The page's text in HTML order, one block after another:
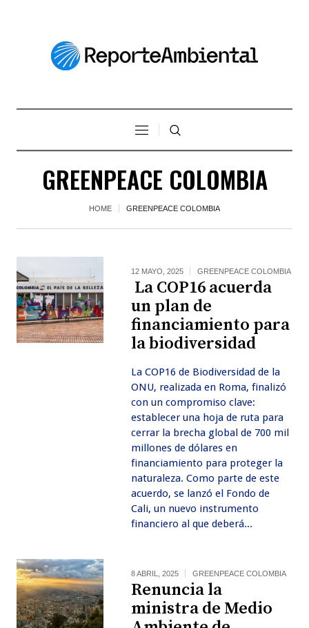
GREENPEACE COLOMBIA
HOME GREENPEACE COLOMBIA
12 MAYO, 2025 GREENPEACE COLOMBIA
La COP16 acuerda
un plan de
financiamiento para
la biodiversidad
La COP16 de Biodiversidad de la
ONU, realizada en Roma, finalizó
con un compromiso clave:
establecer una hoja de ruta para
cerrar la brecha global de 700 mil
millones de dólares en
financiamiento para proteger la
naturaleza. Como parte de este
acuerdo, se lanzó el Fondo de
Cali, un nuevo instrumento
financiero al que deberá...
8 ABRIL, 2025 GREENPEACE COLOMBIA
Renuncia la
ministra de Medio